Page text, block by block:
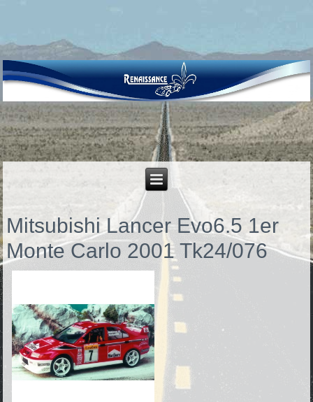
Mitsubishi Lancer Evo6.5 1er
Monte Carlo 2001 Tk24/076